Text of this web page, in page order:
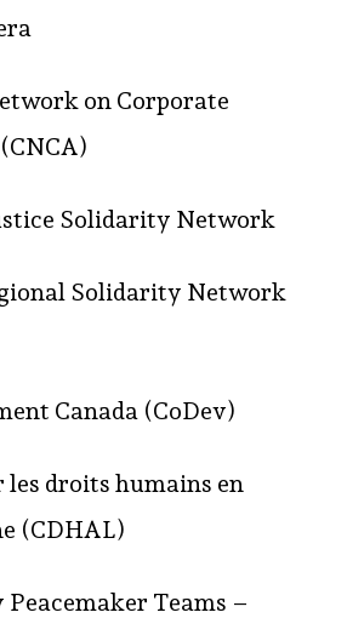
on Corporate
Solidarity Network
Solidarity Network
Canada (CoDev)
les droits humains en
(CDHAL)
Teams –